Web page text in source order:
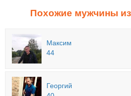
Похожие мужчины
Максим
44
Георгий